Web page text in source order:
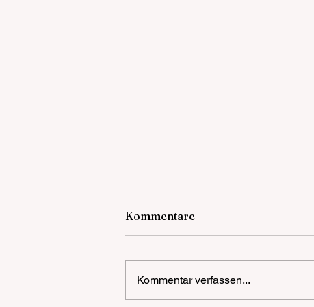
Kommentare
Kommentar verfassen...